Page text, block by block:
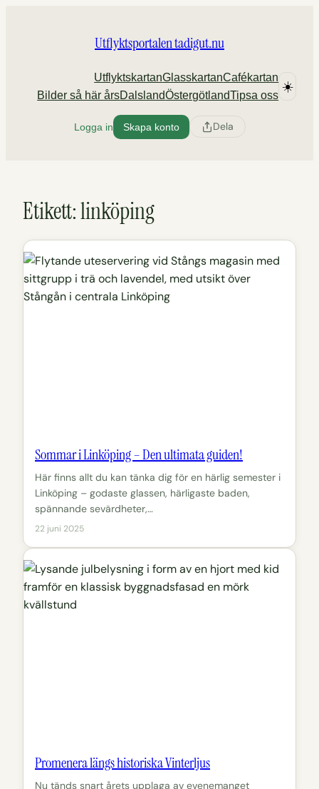
Utflyktsportalen tadigut.nu
UtflyktskartanGlasskartanCafékartan
Bilder så här årsDalslandÖstergötlandTipsa oss
☀️
Logga in Skapa konto Dela
Etikett:linköping
Sommar i Linköping – Den ultimata guiden!
Här finns allt du kan tänka dig för en härlig semester i
Linköping – godaste glassen, härligaste baden,
spännande sevärdheter,…
22 juni 2025
Promenera längs historiska Vinterljus
Nu tänds snart årets upplaga av evenemanget